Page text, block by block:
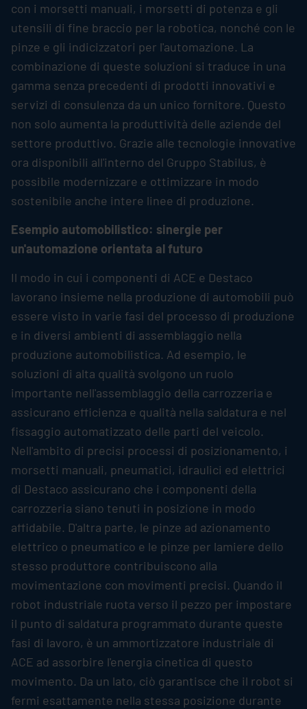
con i morsetti manuali, i morsetti di potenza e gli
utensili di fine braccio per la robotica, nonché con le
pinze e gli indicizzatori per l'automazione. La
combinazione di queste soluzioni si traduce in una
gamma senza precedenti di prodotti innovativi e
servizi di consulenza da un unico fornitore. Questo
non solo aumenta la produttività delle aziende del
settore produttivo. Grazie alle tecnologie innovative
ora disponibili all'interno del Gruppo Stabilus, è
possibile modernizzare e ottimizzare in modo
sostenibile anche intere linee di produzione.
Esempio automobilistico: sinergie per
un'automazione orientata al futuro
Il modo in cui i componenti di ACE e Destaco
lavorano insieme nella produzione di automobili può
essere visto in varie fasi del processo di produzione
e in diversi ambienti di assemblaggio nella
produzione automobilistica. Ad esempio, le
soluzioni di alta qualità svolgono un ruolo
importante nell'assemblaggio della carrozzeria e
assicurano efficienza e qualità nella saldatura e nel
fissaggio automatizzato delle parti del veicolo.
Nell'ambito di precisi processi di posizionamento, i
morsetti manuali, pneumatici, idraulici ed elettrici
di Destaco assicurano che i componenti della
carrozzeria siano tenuti in posizione in modo
affidabile. D'altra parte, le pinze ad azionamento
elettrico o pneumatico e le pinze per lamiere dello
stesso produttore contribuiscono alla
movimentazione con movimenti precisi. Quando il
robot industriale ruota verso il pezzo per impostare
il punto di saldatura programmato durante queste
fasi di lavoro, è un ammortizzatore industriale di
ACE ad assorbire l'energia cinetica di questo
movimento. Da un lato, ciò garantisce che il robot si
fermi esattamente nella stessa posizione durante